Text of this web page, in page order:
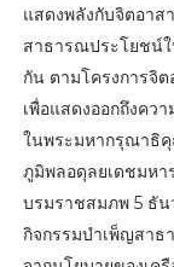
แสดงพลังกับจิตอา
สาธารณประโยชน์ใ
กัน ตามโครงการจิต
เพื่อแสดงออกถึงคว
ในพระมหากรุณาธิ
ภูมิพลอดุลยเดชมห
บรมราชสมภพ 5 ธัน
กิจกรรมบำเพ็ญสาธ